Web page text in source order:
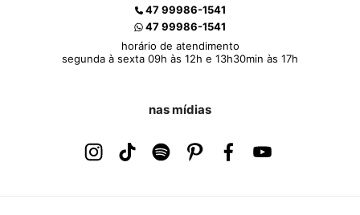
47 99986-1541
47 99986-1541
horário de atendimento
segunda à sexta 09h às 12h e 13h30min às 17h
nas mídias